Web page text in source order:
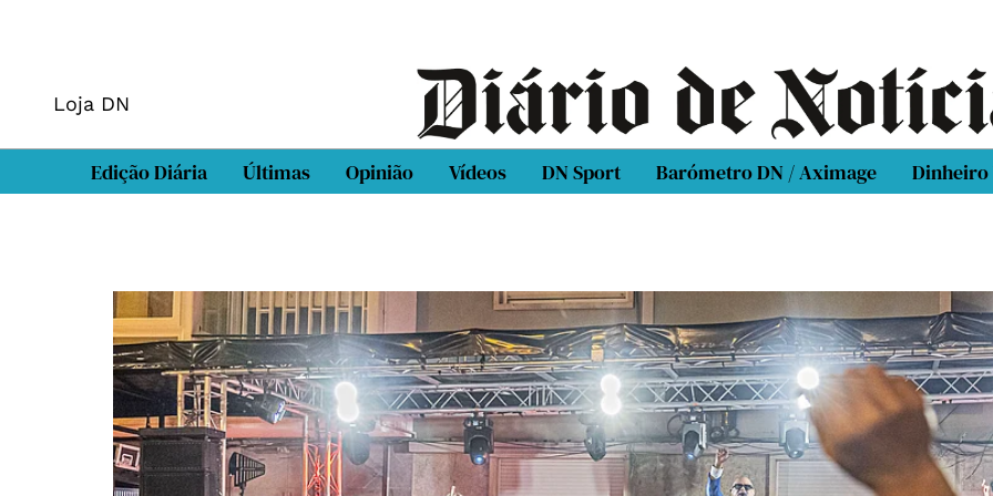
Loja DN
Edição Diária Últimas Opinião Vídeos DN Sport Barómetro DN / Aximage Dinheiro